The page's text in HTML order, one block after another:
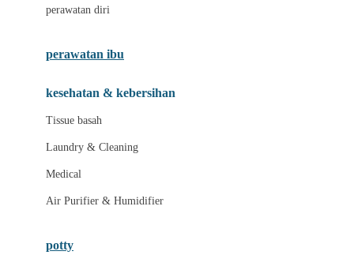
Magformers
Mamaway
Maxi Cosi
Megabloks
Micro
MiDeer
perawatan diri
perawatan ibu
kesehatan & kebersihan
Tissue basah
Laundry & Cleaning
Medical
Air Purifier & Humidifier
potty